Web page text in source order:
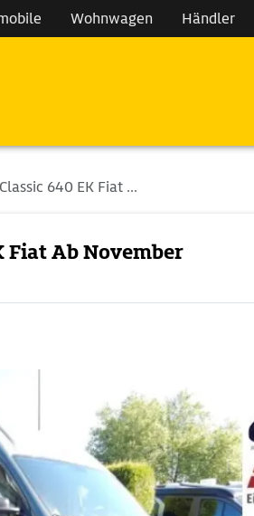
Wohnwagen Händler
640 EK Fiat ...
Fiat Ab November